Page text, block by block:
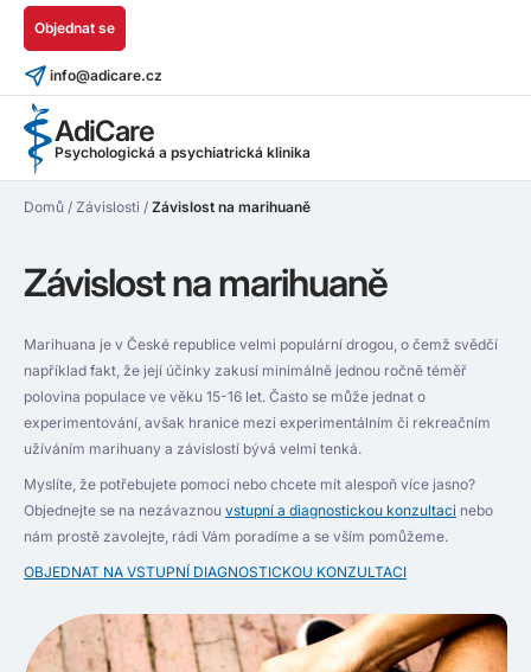
AdiCare
Psychologická a psychiatrická klinika
Objednat se
info@adicare.cz
Domů / Závislosti / Závislost na marihuaně
Závislost na marihuaně
Marihuana je v České republice velmi populární drogou, o čemž svědčí
například fakt, že její účinky zakusí minimálně jednou ročně téměř
polovina populace ve věku 15-16 let. Často se může jednat o
experimentování, avšak hranice mezi experimentálním či rekreačním
užíváním marihuany a závislostí bývá velmi tenká.
Myslíte, že potřebujete pomoci nebo chcete mít alespoň více jasno?
Objednejte se na nezávaznou vstupní a diagnostickou konzultaci nebo
nám prostě zavolejte, rádi Vám poradíme a se vším pomůžeme.
OBJEDNAT NA VSTUPNÍ DIAGNOSTICKOU KONZULTACI